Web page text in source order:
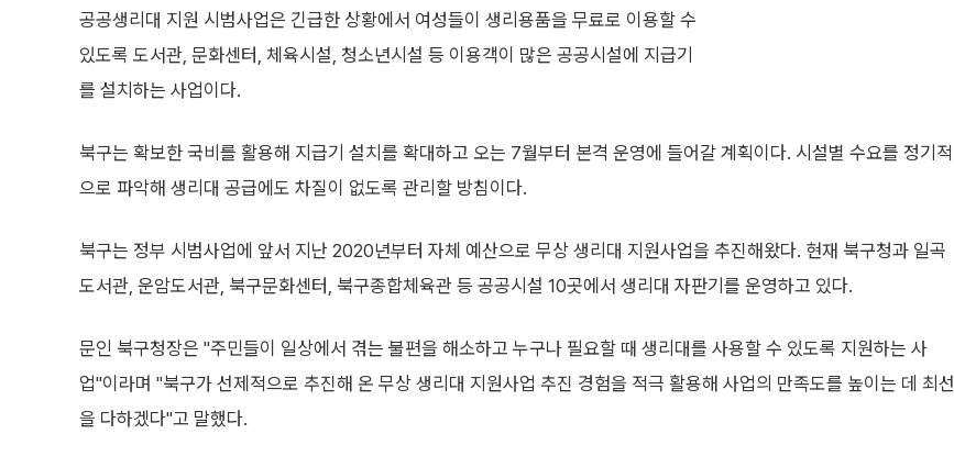
공공생리대 지원 시범사업은 긴급한 상황에서 여성들이 생리용품을 무료로 이용할 수
있도록 도서관, 문화센터, 체육시설, 청소년시설 등 이용객이 많은 공공시설에 지급기
를 설치하는 사업이다.
북구는 확보한 국비를 활용해 지급기 설치를 확대하고 오는 7월부터 본격 운영에 들어갈 계획이다. 시설별 수요를 정기적
으로 파악해 생리대 공급에도 차질이 없도록 관리할 방침이다.
북구는 정부 시범사업에 앞서 지난 2020년부터 자체 예산으로 무상 생리대 지원사업을 추진해왔다. 현재 북구청과 일곡
도서관, 운암도서관, 북구문화센터, 북구종합체육관 등 공공시설 10곳에서 생리대 자판기를 운영하고 있다.
문인 북구청장은 "주민들이 일상에서 겪는 불편을 해소하고 누구나 필요할 때 생리대를 사용할 수 있도록 지원하는 사
업"이라며 "북구가 선제적으로 추진해 온 무상 생리대 지원사업 추진 경험을 적극 활용해 사업의 만족도를 높이는 데 최선
을 다하겠다"고 말했다.